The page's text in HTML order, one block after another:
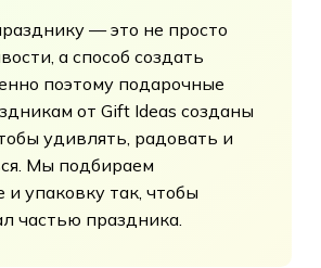
— это не просто
а способ создать
поэтому подарочные
от Gift Ideas созданы
удивлять, радовать и
Мы подбираем
упаковку так, чтобы
частью праздника.